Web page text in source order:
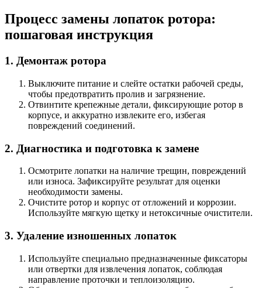
Процесс замены лопаток ротора:
пошаговая инструкция
1. Демонтаж ротора
Выключите питание и слейте остатки рабочей среды,
чтобы предотвратить пролив и загрязнение.
Отвинтите крепежные детали, фиксирующие ротор в
корпусе, и аккуратно извлеките его, избегая
повреждений соединений.
2. Диагностика и подготовка к замене
Осмотрите лопатки на наличие трещин, повреждений
или износа. Зафиксируйте результат для оценки
необходимости замены.
Очистите ротор и корпус от отложений и коррозии.
Используйте мягкую щетку и нетоксичные очистители.
3. Удаление изношенных лопаток
Используйте специально предназначенные фиксаторы
или отвертки для извлечения лопаток, соблюдая
направление проточки и теплоизоляцию.